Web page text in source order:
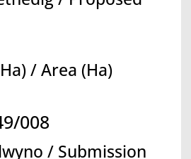
/ Area (Ha)
008
/ Submission